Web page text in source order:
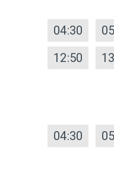
04:30
12:50
04:30